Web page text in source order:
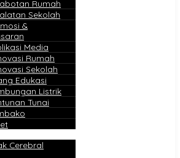
Rumah
Sekolah
&
Media
Rumah
Sekolah
Edukasi
Listrik
Tunai
Cerebral